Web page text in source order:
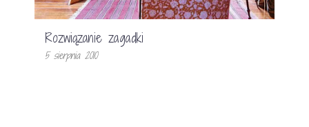
Rozwiązanie zagadki
5 sierpnia 2010